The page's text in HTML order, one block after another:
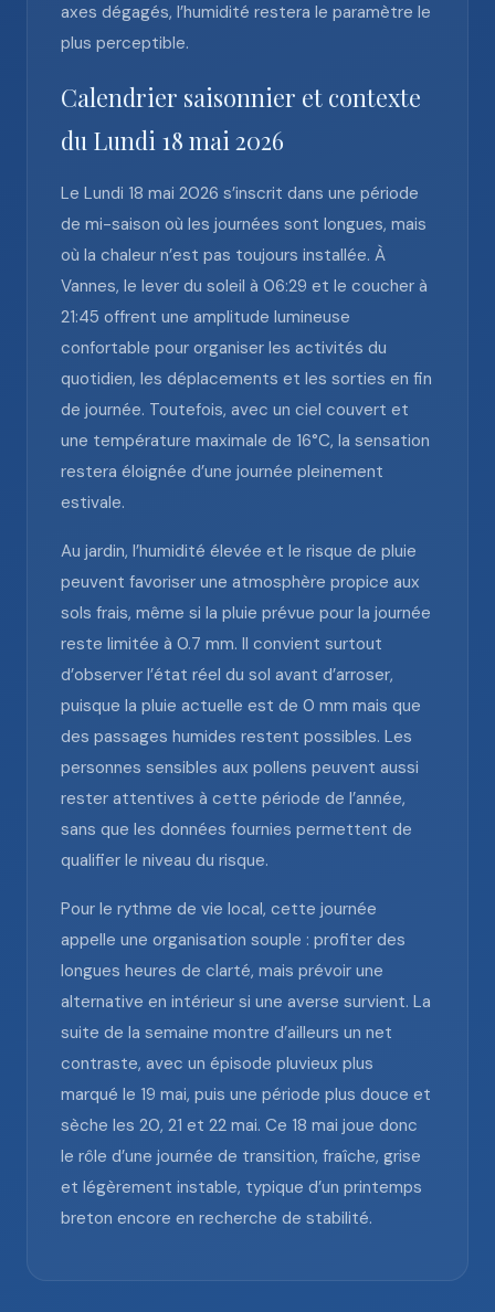
axes dégagés, l’humidité restera le paramètre le
plus perceptible.
Calendrier saisonnier et contexte
du Lundi 18 mai 2026
Le Lundi 18 mai 2026 s’inscrit dans une période
de mi-saison où les journées sont longues, mais
où la chaleur n’est pas toujours installée. À
Vannes, le lever du soleil à 06:29 et le coucher à
21:45 offrent une amplitude lumineuse
confortable pour organiser les activités du
quotidien, les déplacements et les sorties en fin
de journée. Toutefois, avec un ciel couvert et
une température maximale de 16°C, la sensation
restera éloignée d’une journée pleinement
estivale.
Au jardin, l’humidité élevée et le risque de pluie
peuvent favoriser une atmosphère propice aux
sols frais, même si la pluie prévue pour la journée
reste limitée à 0.7 mm. Il convient surtout
d’observer l’état réel du sol avant d’arroser,
puisque la pluie actuelle est de 0 mm mais que
des passages humides restent possibles. Les
personnes sensibles aux pollens peuvent aussi
rester attentives à cette période de l’année,
sans que les données fournies permettent de
qualifier le niveau du risque.
Pour le rythme de vie local, cette journée
appelle une organisation souple : profiter des
longues heures de clarté, mais prévoir une
alternative en intérieur si une averse survient. La
suite de la semaine montre d’ailleurs un net
contraste, avec un épisode pluvieux plus
marqué le 19 mai, puis une période plus douce et
sèche les 20, 21 et 22 mai. Ce 18 mai joue donc
le rôle d’une journée de transition, fraîche, grise
et légèrement instable, typique d’un printemps
breton encore en recherche de stabilité.